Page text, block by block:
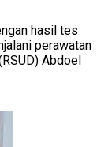
hasil tes
perawatan
Abdoel